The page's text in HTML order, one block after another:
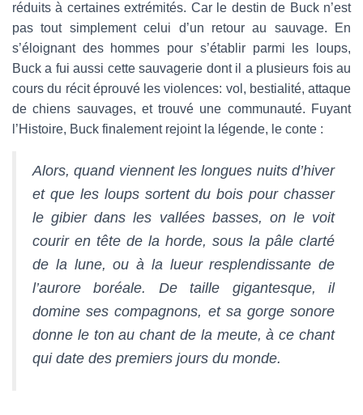
réduits à certaines extrémités. Car le destin de Buck n’est
pas tout simplement celui d’un retour au sauvage. En
s’éloignant des hommes pour s’établir parmi les loups,
Buck a fui aussi cette sauvagerie dont il a plusieurs fois au
cours du récit éprouvé les violences: vol, bestialité, attaque
de chiens sauvages, et trouvé une communauté. Fuyant
l’Histoire, Buck finalement rejoint la légende, le conte :
Alors, quand viennent les longues nuits d’hiver
et que les loups sortent du bois pour chasser
le gibier dans les vallées basses, on le voit
courir en tête de la horde, sous la pâle clarté
de la lune, ou à la lueur resplendissante de
l’aurore boréale. De taille gigantesque, il
domine ses compagnons, et sa gorge sonore
donne le ton au chant de la meute, à ce chant
qui date des premiers jours du monde.